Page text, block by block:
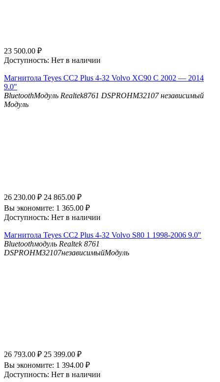
23 500.00 ₽
Доступность: Нет в наличии
Магнитола Teyes CC2 Plus 4-32 Volvo XC90 C 2002 — 2014
9.0"
BluetoothМодуль Realtek8761 DSPROHM32107 независимый
Модуль
26 230.00 ₽ 24 865.00 ₽
Вы экономите: 1 365.00 ₽
Доступность: Нет в наличии
Магнитола Teyes CC2 Plus 4-32 Volvo S80 1 1998-2006 9.0"
Bluetoothмодуль Realtek 8761
DSPROHM32107независимыйМодуль
26 793.00 ₽ 25 399.00 ₽
Вы экономите: 1 394.00 ₽
Доступность: Нет в наличии